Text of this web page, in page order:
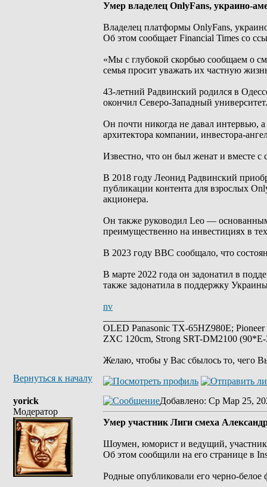
Умер владелец OnlyFans, украино-
Владелец платформы OnlyFans,
Об этом сообщает Financial Times со
«Мы с глубокой скорбью сообщаем о
семья просит уважать их частную
43-летний Радвинский родился в
окончил Северо-Западный университет.
Он почти никогда не давал интервью,
архитектора компании, инвестора-
Известно, что он был женат и вместе
В 2018 году Леонид Радвинский
публикации контента для взрослых
акционера.
Он также руководил Leo —
преимущественно на инвестициях в
В 2023 году BBC сообщало, что
В марте 2022 года он задонатил в
также задонатила в поддержку
nv
OLED Panasonic TX-65HZ980E;
ZXC 120cm, Strong SRT-DM2100
Желаю, чтобы у Вас сбылось то, чего
Вернуться к началу
yorick
Модератор
Добавлено: Ср Мар 25,
Умер участник Лиги смеха
Шоумен, юморист и ведущий, участник
Об этом сообщили на его странице в
Родные опубликовали его черно-